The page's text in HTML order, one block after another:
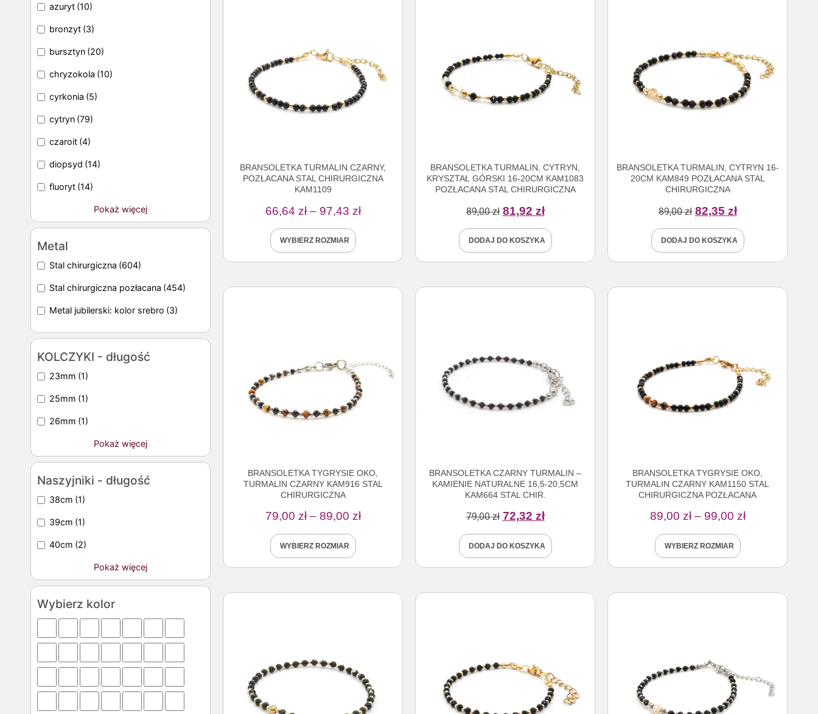
azuryt (10)
bronzyt (3)
bursztyn (20)
chryzokola (10)
cyrkonia (5)
cytryn (79)
czaroit (4)
diopsyd (14)
fluoryt (14)
Pokaż więcej
Metal
Stal chirurgiczna (604)
Stal chirurgiczna pozłacana (454)
Metal jubilerski: kolor srebro (3)
KOLCZYKI - długość
23mm (1)
25mm (1)
26mm (1)
Pokaż więcej
Naszyjniki - długość
38cm (1)
39cm (1)
40cm (2)
Pokaż więcej
Wybierz kolor
BRANSOLETKA TURMALIN CZARNY,
POZŁACANA STAL CHIRURGICZNA
KAM1109
66,64 zł – 97,43 zł
WYBIERZ ROZMIAR
BRANSOLETKA TURMALIN, CYTRYN,
KRYSZTAŁ GÓRSKI 16-20CM KAM1083
POZŁACANA STAL CHIRURGICZNA
89,00zł 81,92 zł
DODAJ DO KOSZYKA
BRANSOLETKA TURMALIN, CYTRYN 16-
20CM KAM849 POZŁACANA STAL
CHIRURGICZNA
89,00zł 82,35 zł
DODAJ DO KOSZYKA
BRANSOLETKA TYGRYSIE OKO,
TURMALIN CZARNY KAM916 STAL
CHIRURGICZNA
79,00 zł – 89,00 zł
WYBIERZ ROZMIAR
BRANSOLETKA CZARNY TURMALIN –
KAMIENIE NATURALNE 16,5-20,5CM
KAM664 STAL CHIR.
79,00zł 72,32 zł
DODAJ DO KOSZYKA
BRANSOLETKA TYGRYSIE OKO,
TURMALIN CZARNY KAM1150 STAL
CHIRURGICZNA POZŁACANA
89,00 zł – 99,00 zł
WYBIERZ ROZMIAR